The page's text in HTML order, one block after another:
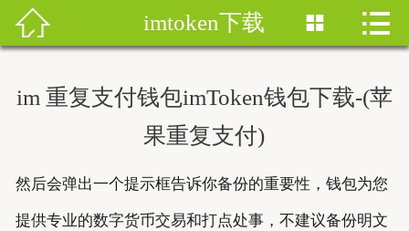
首页
imtoken下载
imToken安卓
 imtoken下载  
im 重复支付钱包imToken钱包下载-(苹
果重复支付)
然后会弹出一个提示框告诉你备份的重要性，钱包为您
提供专业的数字货币交易和打点处事，不建议备份明文